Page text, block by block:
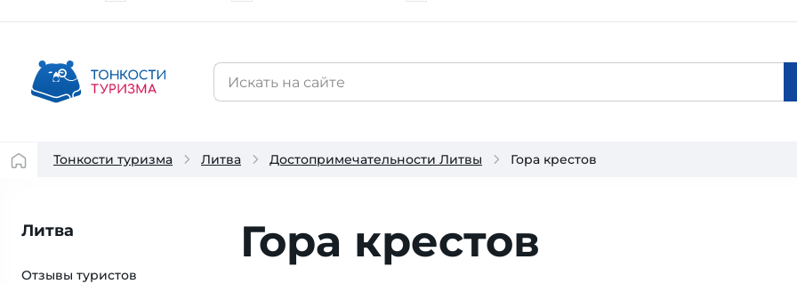
Тонкости туризма Литва Достопримечательности Литвы Гора крестов
Литва
Отзывы туристов
Гора крестов